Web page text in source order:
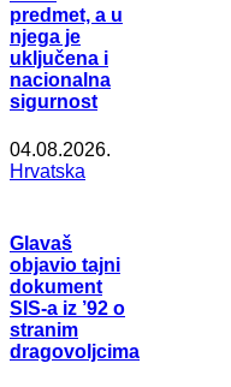
predmet, a u
njega je
uključena i
nacionalna
sigurnost
04.08.2026.
Hrvatska
Glavaš
objavio tajni
dokument
SIS-a iz ’92 o
stranim
dragovoljcima